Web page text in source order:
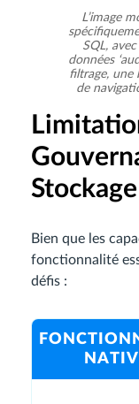
L’image
SQL,
données
filtrage, une
de
Bien que les
fonctionnalité
défis :